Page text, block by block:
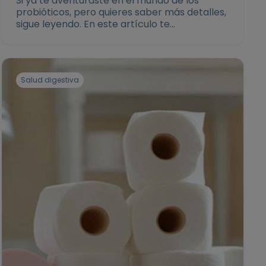
probióticos, pero quieres saber más detalles,
sigue leyendo. En este artículo te
beneficios
Salud digestiva